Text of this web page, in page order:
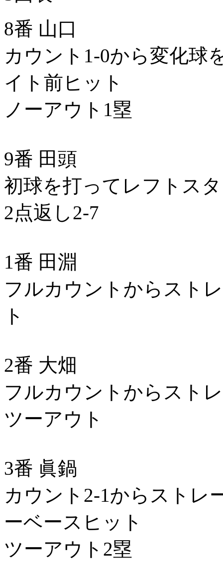
8番 山口
カウント1-0から変化球
イト前ヒット
ノーアウト1塁
9番 田頭
初球を打ってレフトス
2点返し2-7
1番 田淵
フルカウントからスト
ト
2番 大畑
フルカウントからスト
ツーアウト
3番 眞鍋
カウント2-1からストレ
ーベースヒット
ツーアウト2塁